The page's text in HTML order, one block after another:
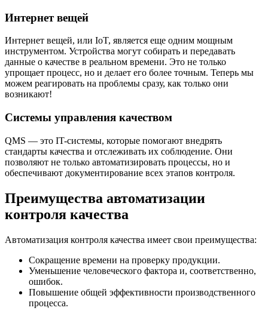
Интернет вещей
Интернет вещей, или IoT, является еще одним мощным
инструментом. Устройства могут собирать и передавать
данные о качестве в реальном времени. Это не только
упрощает процесс, но и делает его более точным. Теперь мы
можем реагировать на проблемы сразу, как только они
возникают!
Системы управления качеством
QMS — это IT-системы, которые помогают внедрять
стандарты качества и отслеживать их соблюдение. Они
позволяют не только автоматизировать процессы, но и
обеспечивают документирование всех этапов контроля.
Преимущества автоматизации
контроля качества
Автоматизация контроля качества имеет свои преимущества:
Сокращение времени на проверку продукции.
Уменьшение человеческого фактора и, соответственно,
ошибок.
Повышение общей эффективности производственного
процесса.